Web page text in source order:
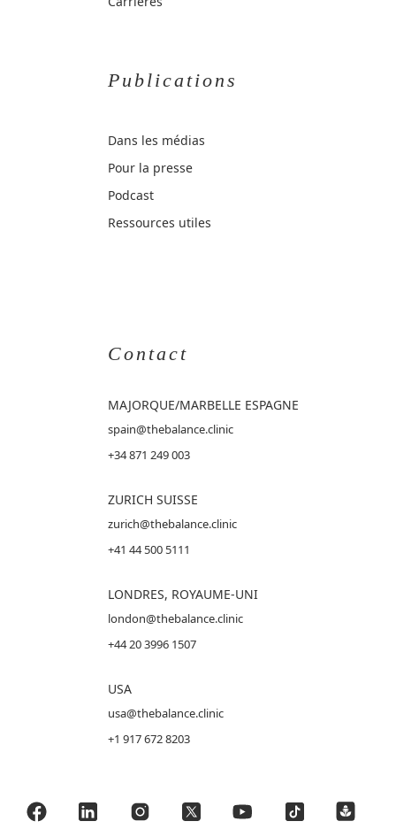
Publications
Dans les médias
Pour la presse
Podcast
Ressources utiles
Contact
MAJORQUE/MARBELLE ESPAGNE
spain@thebalance.clinic
+34 871 249 003
ZURICH SUISSE
zurich@thebalance.clinic
+41 44 500 5111
LONDRES, ROYAUME-UNI
london@thebalance.clinic
+44 20 3996 1507
USA
usa@thebalance.clinic
+1 917 672 8203